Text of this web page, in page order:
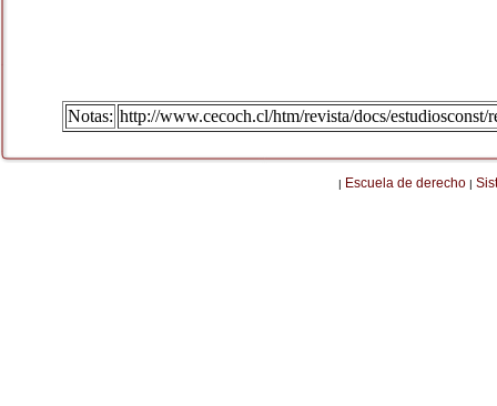
Notas: http://www.cecoch.cl/htm/revista/docs/
| Escuela de derecho |